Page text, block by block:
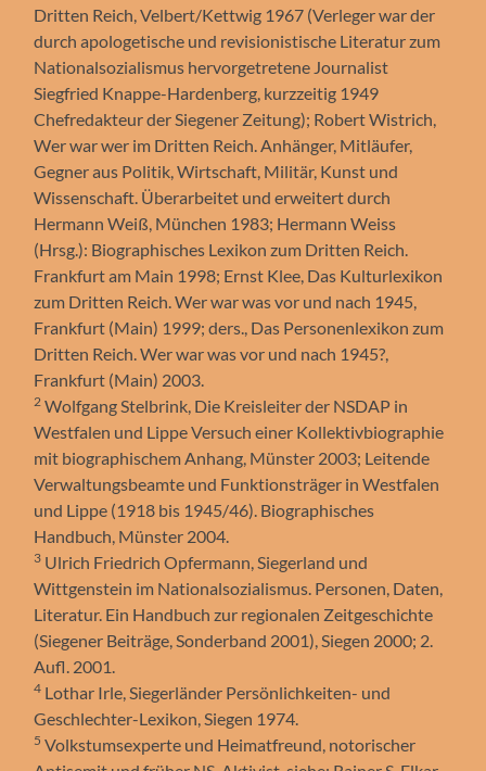
Dritten Reich, Velbert/Kettwig 1967 (Verleger war der
durch apologetische und revisionistische Literatur zum
Nationalsozialismus hervorgetretene Journalist
Siegfried Knappe-Hardenberg, kurzzeitig 1949
Chefredakteur der Siegener Zeitung); Robert Wistrich,
Wer war wer im Dritten Reich. Anhänger, Mitläufer,
Gegner aus Politik, Wirtschaft, Militär, Kunst und
Wissenschaft. Überarbeitet und erweitert durch
Hermann Weiß, München 1983; Hermann Weiss
(Hrsg.): Biographisches Lexikon zum Dritten Reich.
Frankfurt am Main 1998; Ernst Klee, Das Kulturlexikon
zum Dritten Reich. Wer war was vor und nach 1945,
Frankfurt (Main) 1999; ders., Das Personenlexikon zum
Dritten Reich. Wer war was vor und nach 1945?,
Frankfurt (Main) 2003.
2 Wolfgang Stelbrink, Die Kreisleiter der NSDAP in
Westfalen und Lippe Versuch einer Kollektivbiographie
mit biographischem Anhang, Münster 2003; Leitende
Verwaltungsbeamte und Funktionsträger in Westfalen
und Lippe (1918 bis 1945/46). Biographisches
Handbuch, Münster 2004.
3 Ulrich Friedrich Opfermann, Siegerland und
Wittgenstein im Nationalsozialismus. Personen, Daten,
Literatur. Ein Handbuch zur regionalen Zeitgeschichte
(Siegener Beiträge, Sonderband 2001), Siegen 2000; 2.
Aufl. 2001.
4 Lothar Irle, Siegerländer Persönlichkeiten- und
Geschlechter-Lexikon, Siegen 1974.
5 Volkstumsexperte und Heimatfreund, notorischer